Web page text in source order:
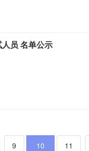
员 名单公示
9 10 11